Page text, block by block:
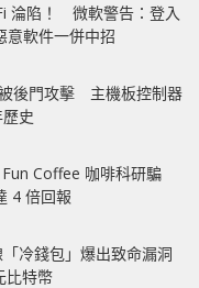
淪陷！ 微軟警告：登入
意軟件一併中招
後門攻擊 主機板控制器
史
Coffee 咖啡科研騙
4 倍回報
冷錢包」爆出致命漏洞
比特幣